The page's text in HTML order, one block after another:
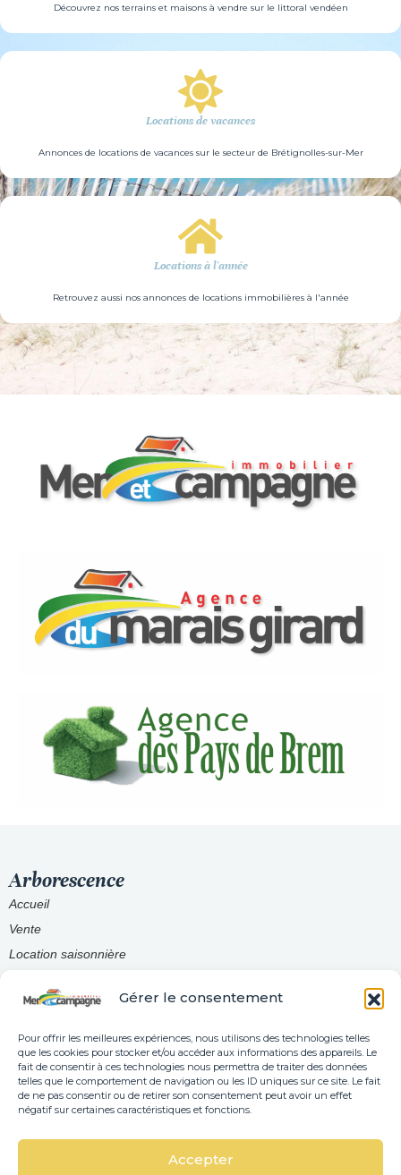
Gérer le consentement
Pour offrir les meilleures expériences, nous utilisons des technologies telles
que les cookies pour stocker et/ou accéder aux informations des appareils. Le
fait de consentir à ces technologies nous permettra de traiter des données
telles que le comportement de navigation ou les ID uniques sur ce site. Le fait
de ne pas consentir ou de retirer son consentement peut avoir un effet
négatif sur certaines caractéristiques et fonctions.
Accepter
Découvrez nos terrains et maisons à vendre sur le littoral vendéen
Locations de vacances
Annonces de locations de vacances sur le secteur de Brétignolles-sur-Mer
Locations à l'année
Retrouvez aussi nos annonces de locations immobilières à l'année
Arborescence
Accueil
Vente
Location saisonnière
Contact
Coordonnées
02 51 90 16 86
1 Avenue de la Plage 85470 Brétignolles-sur-Mer